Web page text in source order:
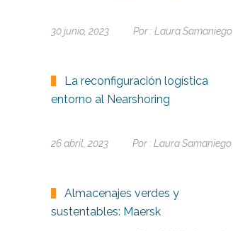
30 junio, 2023 Por : Laura Samaniego
La reconfiguración logística
entorno al Nearshoring
26 abril, 2023 Por : Laura Samaniego
Almacenajes verdes y
sustentables: Maersk